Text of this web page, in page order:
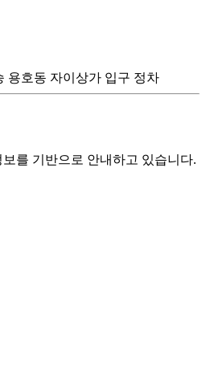
용호동 자이상가 입구 정차
를 기반으로 안내하고 있습니다.